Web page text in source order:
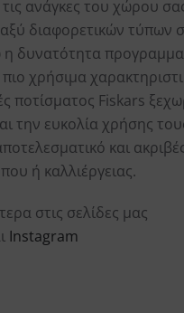
ανάγκες του χώρου
διαφορετικών τύπων
η δυνατότητα
χρήσιμα
ποτίσματος Fiskars
την ευκολία χρήσης
και
ή καλλιέργειας.
στις σελίδες μας
Instagram